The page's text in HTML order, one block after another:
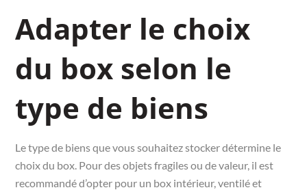
Adapter le choix
du box selon le
type de biens
Le type de biens que vous souhaitez stocker détermine le
choix du box. Pour des objets fragiles ou de valeur, il est
recommandé d’opter pour un box intérieur, ventilé et